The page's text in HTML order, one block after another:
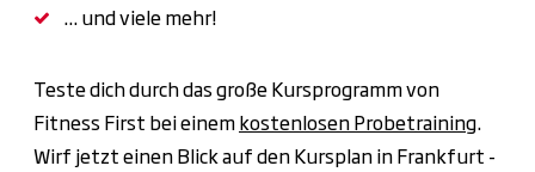
... und viele mehr!
Teste dich durch das große Kursprogramm von
Fitness First bei einemkostenlosen Probetraining.
Wirf jetzt einen Blick auf den Kursplan in Frankfurt -